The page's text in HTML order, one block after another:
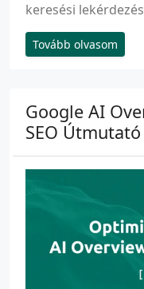
keresési
Tovább olvasom
Google AI
SEO